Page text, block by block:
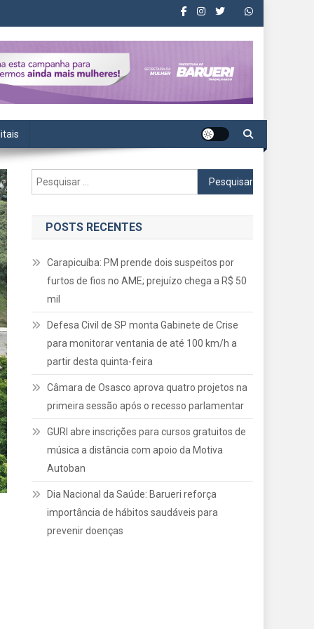
Pesquisar
por:
POSTS RECENTES
Carapicuíba: PM prende dois suspeitos por
furtos de fios no AME; prejuízo chega a R$ 50
mil
Defesa Civil de SP monta Gabinete de Crise
para monitorar ventania de até 100 km/h a
partir desta quinta-feira
Câmara de Osasco aprova quatro projetos na
primeira sessão após o recesso parlamentar
GURI abre inscrições para cursos gratuitos de
música a distância com apoio da Motiva
Autoban
Dia Nacional da Saúde: Barueri reforça
importância de hábitos saudáveis para
prevenir doenças